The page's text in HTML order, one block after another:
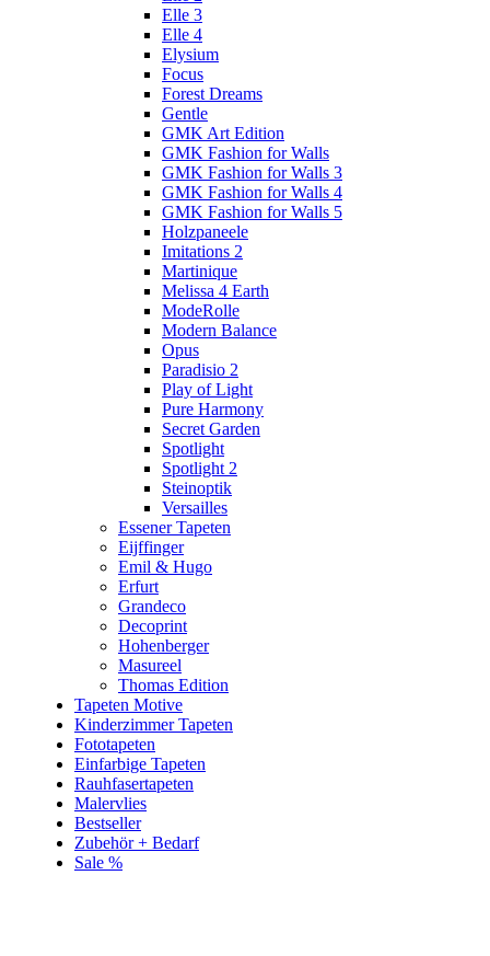
Elle 3
Elle 4
Elysium
Focus
Forest Dreams
Gentle
GMK Art Edition
GMK Fashion for Walls
GMK Fashion for Walls 3
GMK Fashion for Walls 4
GMK Fashion for Walls 5
Holzpaneele
Imitations 2
Martinique
Melissa 4 Earth
ModeRolle
Modern Balance
Opus
Paradisio 2
Play of Light
Pure Harmony
Secret Garden
Spotlight
Spotlight 2
Steinoptik
Versailles
Essener Tapeten
Eijffinger
Emil & Hugo
Erfurt
Grandeco
Decoprint
Hohenberger
Masureel
Thomas Edition
Tapeten Motive
Kinderzimmer Tapeten
Fototapeten
Einfarbige Tapeten
Rauhfasertapeten
Malervlies
Bestseller
Zubehör + Bedarf
Sale %